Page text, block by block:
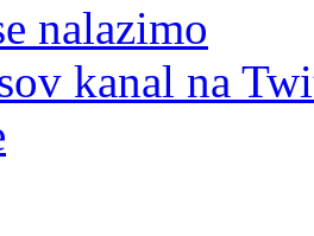
nalazimo
kanal na